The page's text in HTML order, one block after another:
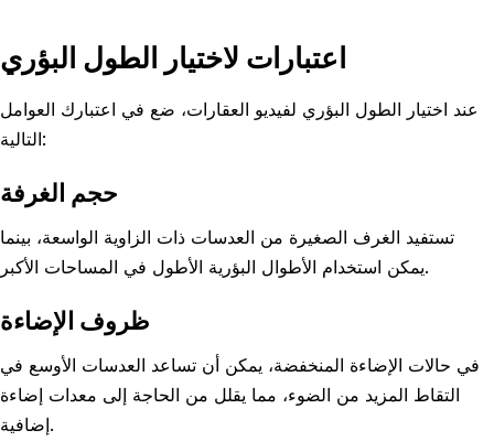
اعتبارات لاختيار الطول البؤري
عند اختيار الطول البؤري لفيديو العقارات، ضع في اعتبارك العوامل
التالية:
حجم الغرفة
تستفيد الغرف الصغيرة من العدسات ذات الزاوية الواسعة، بينما
يمكن استخدام الأطوال البؤرية الأطول في المساحات الأكبر.
ظروف الإضاءة
في حالات الإضاءة المنخفضة، يمكن أن تساعد العدسات الأوسع في
التقاط المزيد من الضوء، مما يقلل من الحاجة إلى معدات إضاءة
إضافية.